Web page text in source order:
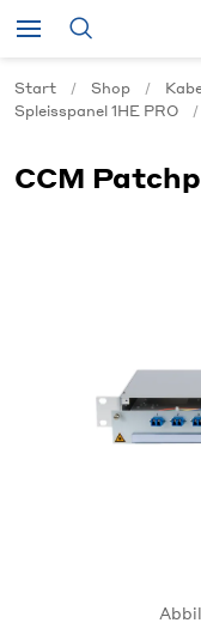
Start Shop
Spleisspanel 1HE PRO
CCM